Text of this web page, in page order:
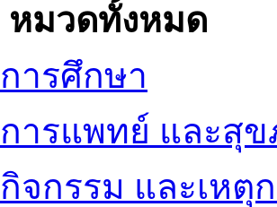
หมวดทั้งหมด
การศึกษา
การแพทย์ และสุข
กิจกรรม และเห